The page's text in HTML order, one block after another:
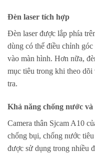
Đèn laser tích hợp
Đèn laser được lắp phía
dùng có thể điều chỉnh
vào màn hình. Hơn nữa,
mục tiêu trong khi theo dõi
tra.
Khả năng chống nước và
Camera thân Sjcam A10
chống bụi, chống nước
được sử dụng trong nhiều